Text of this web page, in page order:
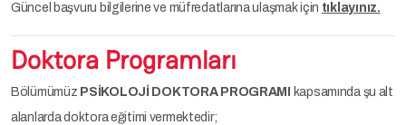
Güncel başvuru bilgilerine ve müfredatlarına ulaşmak için tıklayınız.
Doktora Programları
Bölümümüz PSİKOLOJİ DOKTORA PROGRAMI
kapsamında şu alt
alanlarda doktora eğitimi vermektedir;